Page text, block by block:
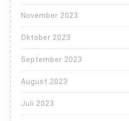
November 2023
Oktober 2023
September 2023
August 2023
Juli 2023